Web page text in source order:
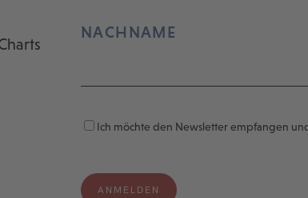
NACHNAME
Ich möchte den Newsletter empfangen